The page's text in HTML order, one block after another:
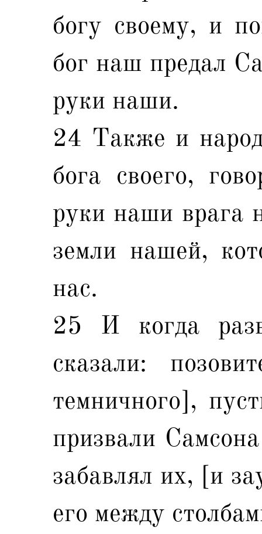
богу своему, и
бог наш предал
руки наши.
24 Также и
бога своего,
руки наши врага
земли нашей,
нас.
25 И когда
сказали:
темничного],
призвали
забавлял их, [и
его между